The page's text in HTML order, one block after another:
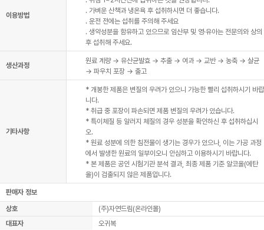
이용방법
. 가벼운 산책과 냉온욕 후 섭취하시면 더 좋습니다.
. 운전 전에는 섭취를 주의해 주세요
. 생약성분을 함유하고 있으므로 임산부 및 영·유아는 전문의와 상의
후 섭취해 주세요.
생산과정
원료 계량 → 유산균발효 → 추출 → 여과 → 교반 → 농축 → 살균
→ 파우치 포장 → 출고
기타사항
* 개봉한 제품은 변질의 우려가 있으니 가능한 빨리 섭취하시기 바랍
니다.
* 취급 중 포장이 파손되면 제품 변질의 우려가 있습니다.
* 특이체질 등 알러지 체질의 경우 성분을 확인하신 후 섭취하십시
오.
* 원료 성분에 의한 침전물이 생기는 경우가 있으나, 이는 가공 과정
에서 발생한 원료의 일부이오니 안심하고 이용하시기 바랍니다.
* 본 제품은 공인 시험기관 분석 결과, 최종 제품 기준 알코올(에탄
올)이 검출되지 않은 제품입니다.
판매자 정보
상호
(주)자연드림(온라인몰)
대표자
오귀복